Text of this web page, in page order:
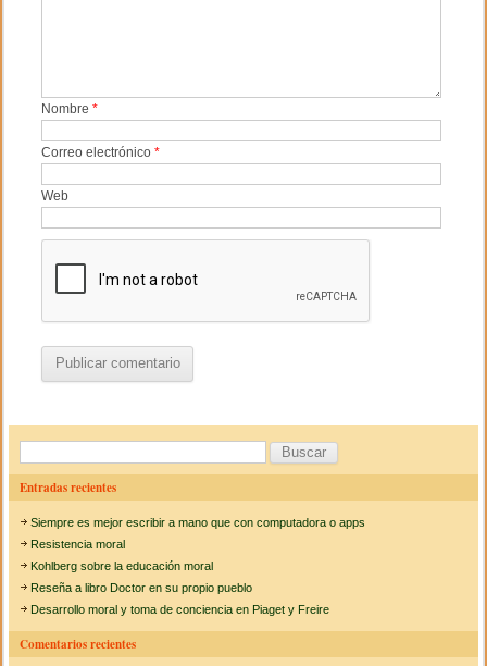
Nombre*
Correo electrónico*
Web
u
c
a
Entradas recientes
Siempre es mejor escribir a mano que con computadora o apps
Resistencia moral
Kohlberg sobre la educación moral
Reseña a libro Doctor en su propio pueblo
Desarrollo moral y toma de conciencia en Piaget y Freire
Comentarios recientes